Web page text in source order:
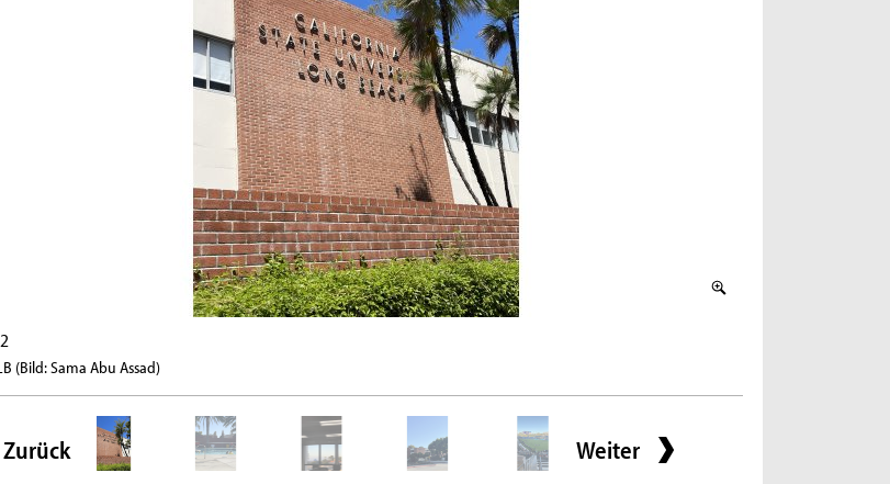
(Bild: Sama Abu Assad)
Zurück Weiter